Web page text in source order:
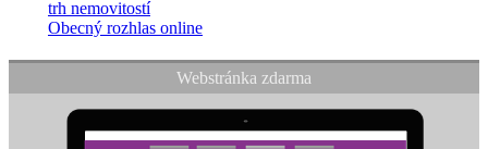
trh nemovitostí
Obecný rozhlas online
Webstránka zdarma